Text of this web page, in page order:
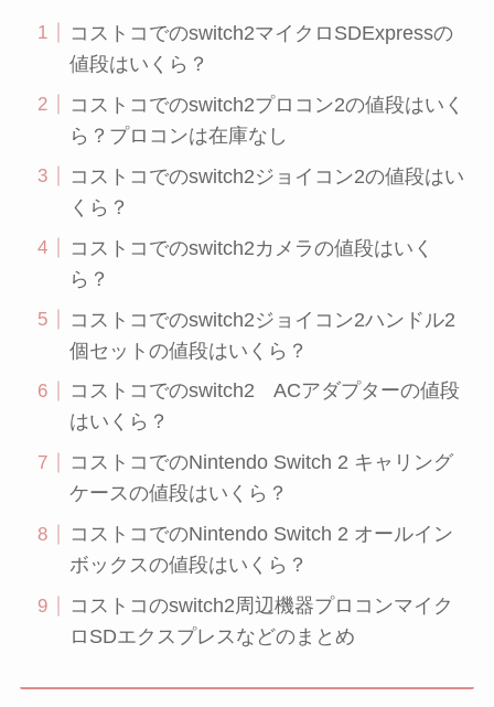
コストコでのswitch2マイクロSDExpressの
値段はいくら？
コストコでのswitch2プロコン2の値段はいく
ら？プロコンは在庫なし
コストコでのswitch2ジョイコン2の値段はい
くら？
コストコでのswitch2カメラの値段はいく
ら？
コストコでのswitch2ジョイコン2ハンドル2
個セットの値段はいくら？
コストコでのswitch2 ACアダプターの値段
はいくら？
コストコでのNintendo Switch 2 キャリング
ケースの値段はいくら？
コストコでのNintendo Switch 2 オールイン
ボックスの値段はいくら？
コストコのswitch2周辺機器プロコンマイク
ロSDエクスプレスなどのまとめ